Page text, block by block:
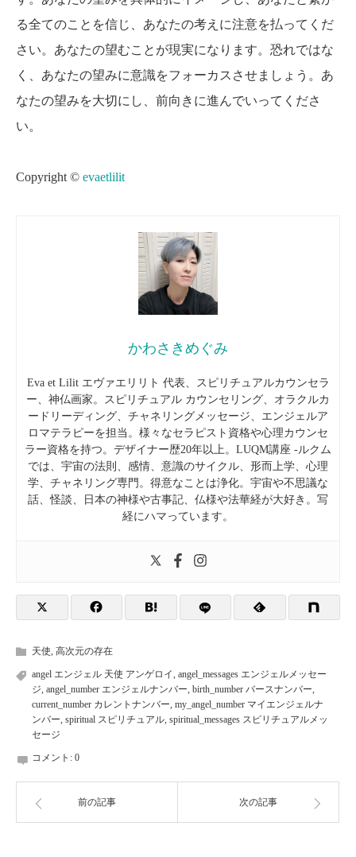
る全てのことを信じ、あなたの考えに注意を払ってくだ
さい。あなたの望むことが現実になります。恐れではな
く、あなたの望みに意識をフォーカスさせましょう。あ
なたの望みを大切にし、前向きに進んでいってくださ
い。
Copyright © evaetlilit
かわさきめぐみ
Eva et Lilit エヴァエリリト 代表、スピリチュアルカウンセラ
ー、神仏画家。スピリチュアル カウンセリング、オラクルカ
ードリーディング、チャネリングメッセージ、エンジェルア
ロマテラピーを担当。様々なセラピスト資格や心理カウンセ
ラー資格を持つ。デザイナー歴20年以上。LUQM講座 -ルクム
では、宇宙の法則、感情、意識のサイクル、形而上学、心理
学、チャネリング専門。得意なことは浄化。宇宙や不思議な
話、怪談、日本の神様や古事記、仏様や法華経が大好き。写
経にハマっています。
天使, 高次元の存在
angel エンジェル 天使 アンゲロイ, angel_messages エンジェルメッセー
ジ, angel_number エンジェルナンバー, birth_number バースナンバー,
current_number カレントナンバー, my_angel_number マイエンジェルナ
ンバー, spiritual スピリチュアル, spiritual_messages スピリチュアルメッ
セージ
コメント: 0
前の記事 次の記事